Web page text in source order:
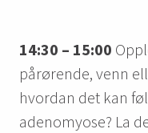
14:30 – 15:00
pårørende, venn
hvordan det kan
adenomyose? La